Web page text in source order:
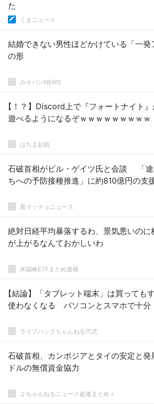
た
くまニュース
結婚できない男性ほどかけている「一発
の形
みそパンNEWS
【！？】Discord上で『フォートナイト
遊べるようになるぞｗｗｗｗｗｗｗｗｗ
はちま起稿
石破首相がビル・ゲイツ氏と会談 「途
ちへの予防接種推進」に約810億円の支
黒マッチョニュース
絶対日経平均暴落するわ、景気悪いのに
が上がるなんておかしいわ
米国株ETFまとめ速報
【結論】「タブレット端末」は買っても
使わなくなる パソコンとスマホで十分
ライフハックちゃんねる弐式
石破首相、カンボジアとタイの安定と
ドルの無償資金協力
２ちゃんねるニュース超速まとめ＋